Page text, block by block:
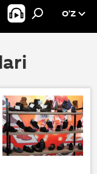
O’Z